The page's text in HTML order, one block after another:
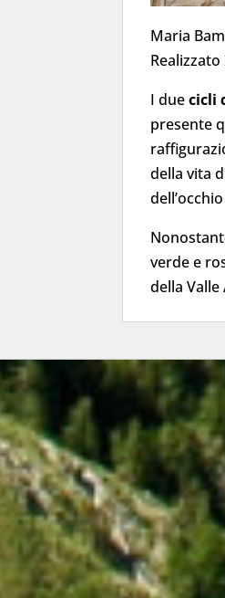
Maria
I duecicli
presente
della vita
verde e
della